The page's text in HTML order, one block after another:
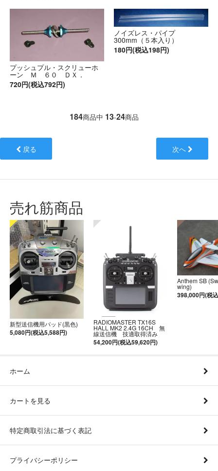
プッシュプル・スクリューホ
ーン Ｍ ６０ ＤＸ．
720円(税込792円)
ノイズレス・パイプ
300mm（５本入り）
180円(税込198円)
184商品中 13-24商品
戻る 次へ
売れ筋商品
新型送信機用パッド(黒色)
5,080円(税込5,588円)
RADIOMASTER TX16S
HALL MK2 2.4G 16CH 無
線送信機 技適取得済み
54,200円(税込59,620円)
Anthem SB
wing)
398,000円(税
ホーム
カートを見る
特定商取引法に基づく表記
プライバシーポリシー